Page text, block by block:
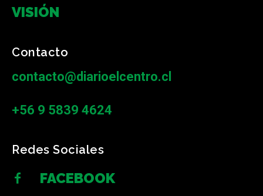
VISIÓN
Contacto
contacto@diarioelcentro.cl
+56 9 5839 4624
Redes Sociales
FACEBOOK